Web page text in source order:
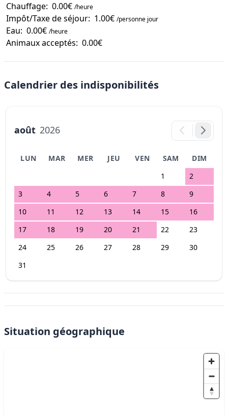
Chauffage: 0.00€ /heure
Impôt/Taxe de séjour: 1.00€ /personne jour
Eau: 0.00€ /heure
Animaux acceptés: 0.00€
Calendrier des indisponibilités
août 2026
LUN MAR MER JEU VEN SAM
DIM
1
2
3
4 5 6 7 8
9
10
11 12 13 14 15
16
17
18 19 20 21 22
23
24
25 26 27 28 29
30
31
Situation géographique